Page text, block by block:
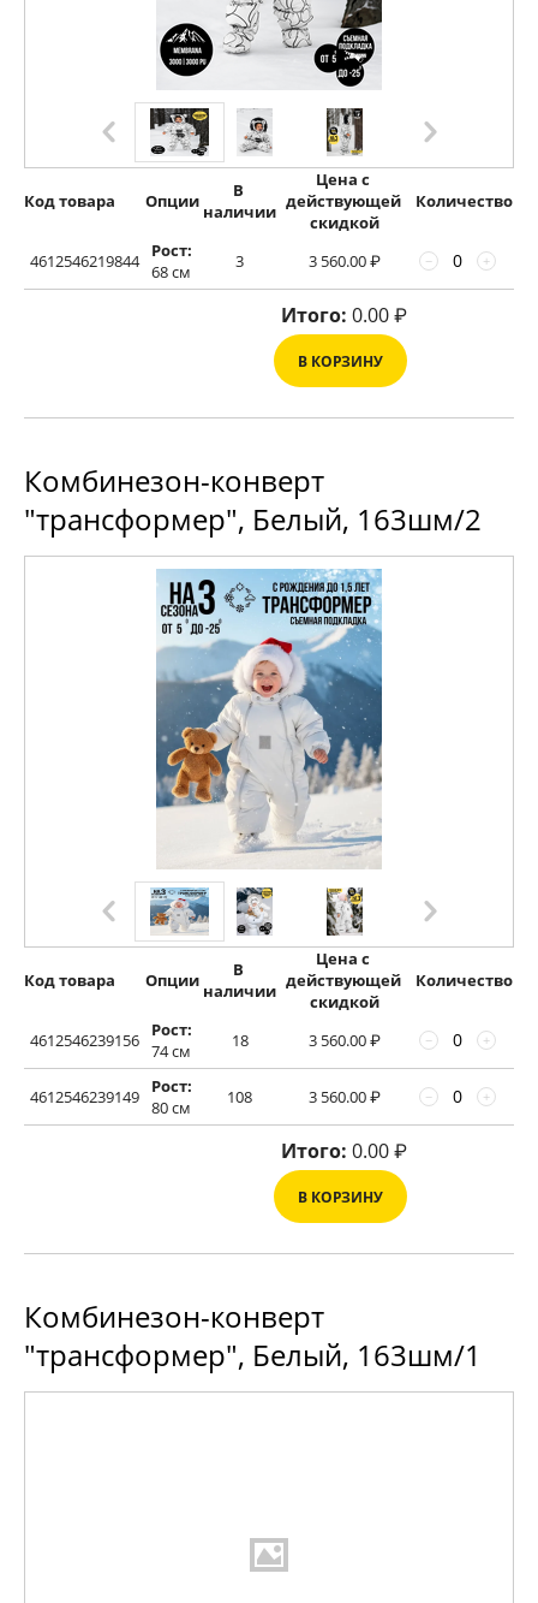
Код товара Опции
В
наличии
Цена с
действующей
скидкой
Количество
4612546219844
Рост:
68 см
3 3 560.00₽ +
−
Итого: 0.00₽
В КОРЗИНУ
Комбинезон-конверт
"трансформер", Белый, 163шм/2
Код товара Опции
В
наличии
Цена с
действующей
скидкой
Количество
4612546239156
Рост:
74 см
18 3 560.00₽ +
−
4612546239149
Рост:
80 см
108 3 560.00₽ +
−
Итого: 0.00₽
В КОРЗИНУ
Комбинезон-конверт
"трансформер", Белый, 163шм/1